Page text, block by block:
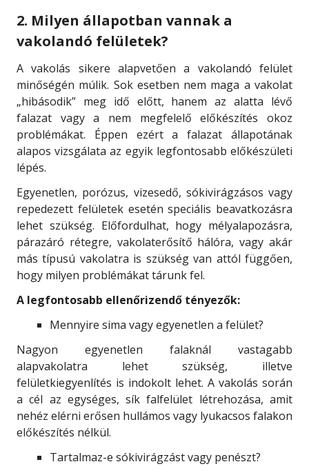
2. Milyen állapotban vannak a
vakolandó felületek?
A vakolás sikere alapvetően a vakolandó felület
minőségén múlik. Sok esetben nem maga a vakolat
„hibásodik” meg idő előtt, hanem az alatta lévő
falazat vagy a nem megfelelő előkészítés okoz
problémákat. Éppen ezért a falazat állapotának
alapos vizsgálata az egyik legfontosabb előkészületi
lépés.
Egyenetlen, porózus, vizesedő, sókivirágzásos vagy
repedezett felületek esetén speciális beavatkozásra
lehet szükség. Előfordulhat, hogy mélyalapozásra,
párazáró rétegre, vakolaterősítő hálóra, vagy akár
más típusú vakolatra is szükség van attól függően,
hogy milyen problémákat tárunk fel.
A legfontosabb ellenőrizendő tényezők:
Mennyire sima vagy egyenetlen a felület?
Nagyon egyenetlen falaknál vastagabb
alapvakolatra lehet szükség, illetve
felületkiegyenlítés is indokolt lehet. A vakolás során
a cél az egységes, sík falfelület létrehozása, amit
nehéz elérni erősen hullámos vagy lyukacsos falakon
előkészítés nélkül.
Tartalmaz-e sókivirágzást vagy penészt?